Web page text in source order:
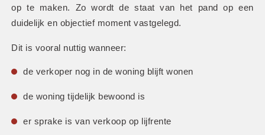
op te maken. Zo wordt de staat van het pand op een
duidelijk en objectief moment vastgelegd.
Dit is vooral nuttig wanneer:
de verkoper nog in de woning blijft wonen
de woning tijdelijk bewoond is
er sprake is van verkoop op lijfrente